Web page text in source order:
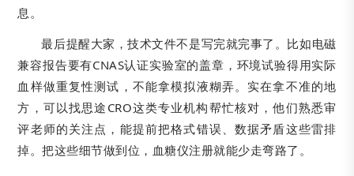
息。
最后提醒大家，技术文件不是写完就完事了。比如电磁
兼容报告要有CNAS认证实验室的盖章，环境试验得用实际
血样做重复性测试，不能拿模拟液糊弄。实在拿不准的地
方，可以找思途CRO这类专业机构帮忙核对，他们熟悉审
评老师的关注点，能提前把格式错误、数据矛盾这些雷排
掉。把这些细节做到位，血糖仪注册就能少走弯路了。